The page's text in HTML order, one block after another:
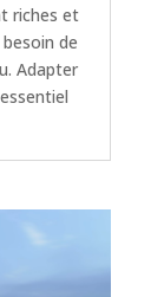
riches et
de
Adapter